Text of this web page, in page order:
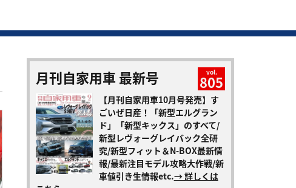
月刊自家用車 最新号 vol.
805
【月刊自家用車10月号発売】す
ごいぜ日産！「新型エルグラン
ド」「新型キックス」のすべて/
新型レヴォーグレイバック全研
究/新型フィット＆N-BOX最新情
報/最新注目モデル攻略大作戦/新
車値引き生情報etc.→ 詳しくは